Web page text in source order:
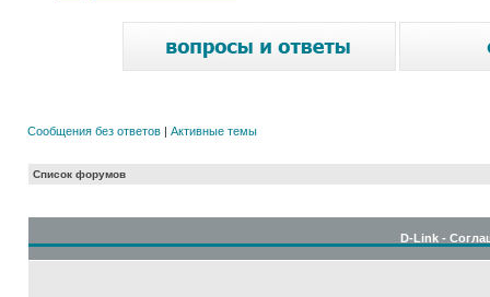
Сообщения без ответов | Активные темы
Список форумов
D-Link -